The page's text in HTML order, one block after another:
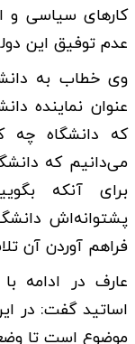
کارهای سیاسی و
عدم توفیق این
وی خطاب به
عنوان نماینده
که دانشگاه چه
می‌دانیم که
برای آنکه
پشتوانه‌اش
فراهم آوردن آن
عارف در ادامه
اساتید گفت: در
موضوع است تا